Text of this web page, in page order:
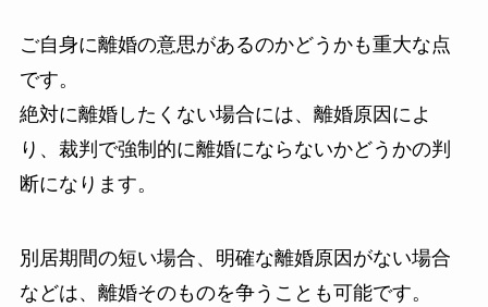
ご自身に離婚の意思があるのかどうかも重大な点
です。
絶対に離婚したくない場合には、離婚原因によ
り、裁判で強制的に離婚にならないかどうかの判
断になります。
別居期間の短い場合、明確な離婚原因がない場合
などは、離婚そのものを争うことも可能です。